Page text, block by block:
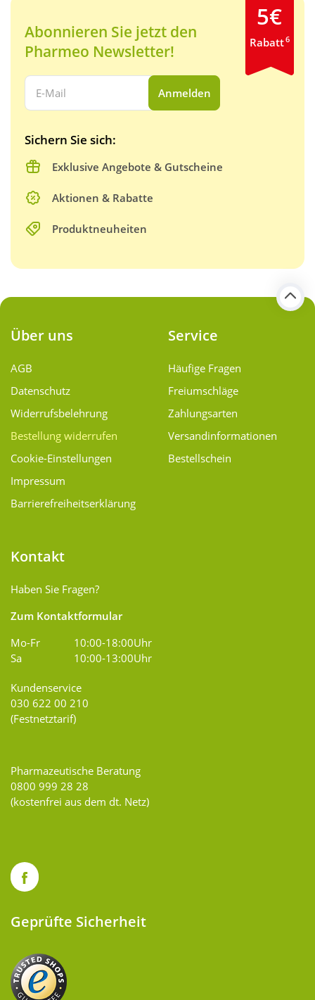
Abonnieren Sie jetzt den
Pharmeo Newsletter!
Ihre E-Mail Adresse:
Anmelden
Sichern Sie sich:
Exklusive Angebote & Gutscheine
Aktionen & Rabatte
Produktneuheiten
5€
Rabatt6
Über uns
AGB
Datenschutz
Widerrufsbelehrung
Bestellung widerrufen
Cookie-Einstellungen
Impressum
Barrierefreiheitserklärung
Service
Häufige Fragen
Freiumschläge
Zahlungsarten
Versand­informationen
Bestellschein
Kontakt
Haben Sie Fragen?
Zum Kontaktformular
Mo-Fr
10:00-18:00Uhr
Sa
10:00-13:00Uhr
Kundenservice
030 622 00 210
(Festnetztarif)
Pharmazeutische Beratung
0800 999 28 28
(kostenfrei aus dem dt. Netz)
Geprüfte Sicherheit